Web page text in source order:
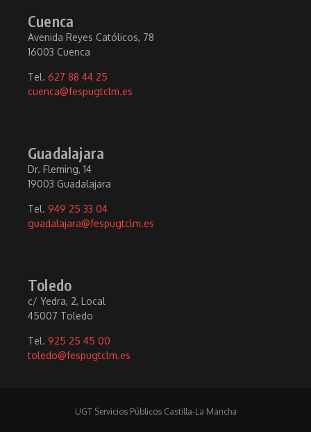
Cuenca
Avenida Reyes Católicos, 78
16003 Cuenca
Tel. 627 88 44 25
cuenca@fespugtclm.es
Guadalajara
Dr. Fleming, 14
19003 Guadalajara
Tel. 949 25 33 04
guadalajara@fespugtclm.es
Toledo
c/ Yedra, 2, Local
45007 Toledo
Tel. 925 25 45 00
toledo@fespugtclm.es
UGT Servicios Públicos Castilla-La Mancha